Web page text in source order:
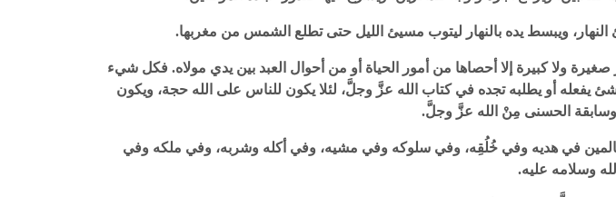
ويبسط يده بالنهار ليتوب مسيئ الليل حتى تطلع الشمس من مغربها.
صغيرة ولا كبيرة إلا أحصاها من أمور الحياة أو من أحوال العبد بين يدي مولاه. فكل شيء
يفعله أو يطلبه تجده في كتاب الله عزَّ وجلَّ، لئلا يكون للناس على الله حجة، ويكون
الحسنى مِنْ الله عزَّ وجلَّ.
في هديه وفي خُلُقِه، وفي سلوكه وفي مشيه، وفي أكله وشربه، وفي ملكه وفي
وسلامه عليه.